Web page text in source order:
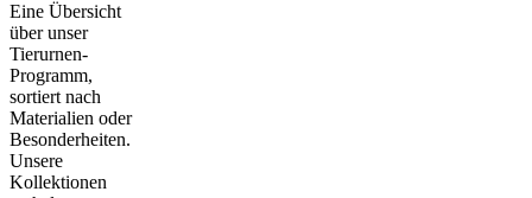
Eine Übersicht
über unser
Tierurnen-
Programm,
sortiert nach
Materialien oder
Besonderheiten.
Unsere
Kollektionen